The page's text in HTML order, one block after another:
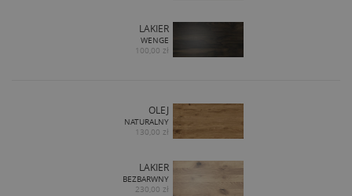
LAKIER
WENGE
100,00 zł
OLEJ
NATURALNY
130,00 zł
LAKIER
BEZBARWNY
230,00 zł